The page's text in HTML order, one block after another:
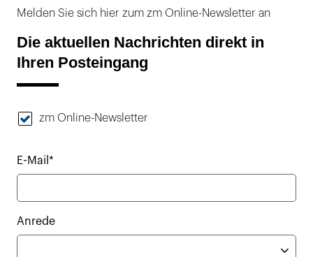
Melden Sie sich hier zum zm Online-Newsletter an
Die aktuellen Nachrichten direkt in
Ihren Posteingang
zm Online-Newsletter
E-Mail*
Anrede